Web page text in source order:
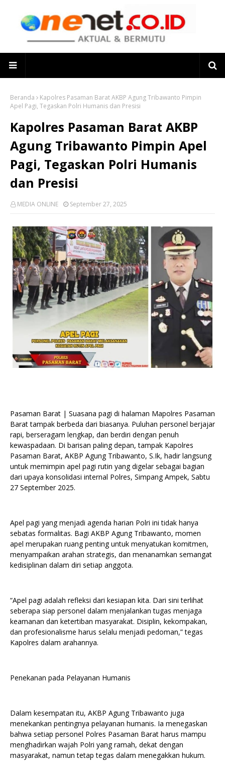
Beranda
Kapolres Pasaman Barat AKBP Agung Tribawanto Pimpin
Apel Pagi, Tegaskan Polri Humanis dan Presisi
Kapolres Pasaman Barat AKBP
Agung Tribawanto Pimpin Apel
Pagi, Tegaskan Polri Humanis
dan Presisi
MEDIA ONLINE September 27, 2025
Pasaman Barat | Suasana pagi di halaman Mapolres Pasaman
Barat tampak berbeda dari biasanya. Puluhan personel berjajar
rapi, berseragam lengkap, dan berdiri dengan penuh
kewaspadaan. Di barisan paling depan, tampak Kapolres
Pasaman Barat, AKBP Agung Tribawanto, S.Ik, hadir langsung
untuk memimpin apel pagi rutin yang digelar sebagai bagian
dari upaya konsolidasi internal Polres, Simpang Ampek, Sabtu
27 September 2025.
Apel pagi yang menjadi agenda harian Polri ini tidak hanya
sebatas formalitas. Bagi AKBP Agung Tribawanto, momen
apel merupakan ruang penting untuk menyatukan komitmen,
menyampaikan arahan strategis, dan menanamkan semangat
kedisiplinan dalam diri setiap anggota.
“Apel pagi adalah refleksi dari kesiapan kita. Dari sini terlihat
seberapa siap personel dalam menjalankan tugas menjaga
keamanan dan ketertiban masyarakat. Disiplin, kekompakan,
dan profesionalisme harus selalu menjadi pedoman,” tegas
Kapolres dalam arahannya.
Penekanan pada Pelayanan Humanis
Dalam kesempatan itu, AKBP Agung Tribawanto juga
menekankan pentingnya pelayanan humanis. Ia menegaskan
bahwa setiap personel Polres Pasaman Barat harus mampu
menghadirkan wajah Polri yang ramah, dekat dengan
masyarakat, namun tetap tegas dalam menegakkan hukum.